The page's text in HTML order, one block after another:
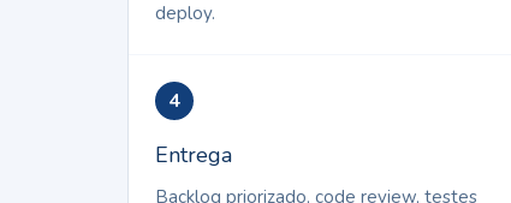
deploy.
4
Entrega
Backlog priorizado, code review, testes